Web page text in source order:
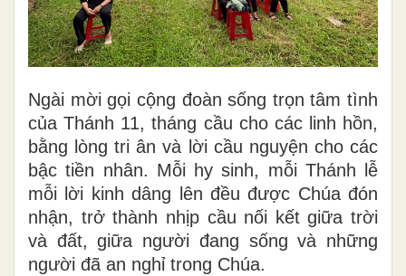
Ngài mời gọi cộng đoàn sống trọn tâm tình
của Thánh 11, tháng cầu cho các linh hồn,
bằng lòng tri ân và lời cầu nguyện cho các
bậc tiền nhân. Mỗi hy sinh, mỗi Thánh lễ
mỗi lời kinh dâng lên đều được Chúa đón
nhận, trở thành nhịp cầu nối kết giữa trời
và đất, giữa người đang sống và những
người đã an nghỉ trong Chúa.